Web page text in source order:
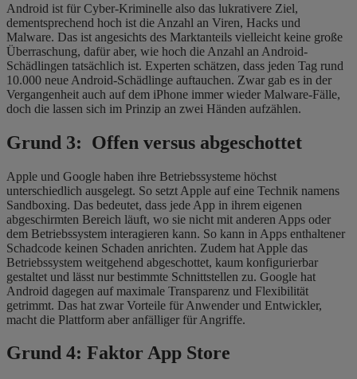
Android ist für Cyber-Kriminelle also das lukrativere Ziel,
dementsprechend hoch ist die Anzahl an Viren, Hacks und
Malware. Das ist angesichts des Marktanteils vielleicht keine große
Überraschung, dafür aber, wie hoch die Anzahl an Android-
Schädlingen tatsächlich ist. Experten schätzen, dass jeden Tag rund
10.000 neue Android-Schädlinge auftauchen. Zwar gab es in der
Vergangenheit auch auf dem iPhone immer wieder Malware-Fälle,
doch die lassen sich im Prinzip an zwei Händen aufzählen.
Grund 3: Offen versus abgeschottet
Apple und Google haben ihre Betriebssysteme höchst
unterschiedlich ausgelegt. So setzt Apple auf eine Technik namens
Sandboxing. Das bedeutet, dass jede App in ihrem eigenen
abgeschirmten Bereich läuft, wo sie nicht mit anderen Apps oder
dem Betriebssystem interagieren kann. So kann in Apps enthaltener
Schadcode keinen Schaden anrichten. Zudem hat Apple das
Betriebssystem weitgehend abgeschottet, kaum konfigurierbar
gestaltet und lässt nur bestimmte Schnittstellen zu. Google hat
Android dagegen auf maximale Transparenz und Flexibilität
getrimmt. Das hat zwar Vorteile für Anwender und Entwickler,
macht die Plattform aber anfälliger für Angriffe.
Grund 4: Faktor App Store